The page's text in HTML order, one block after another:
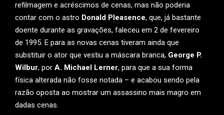
refilmagem e acréscimos de cenas, mas não poderia
contar com o astro Donald Pleasence, que, já bastante
doente durante as gravações, faleceu em 2 de fevereiro
de 1995. E para as novas cenas tiveram ainda que
substituir o ator que vestiu a máscara branca, George P.
Wilbur, por A. Michael Lerner, para que a sua forma
física alterada não fosse notada – e acabou sendo pela
razão oposta ao mostrar um assassino mais magro em
dadas cenas.